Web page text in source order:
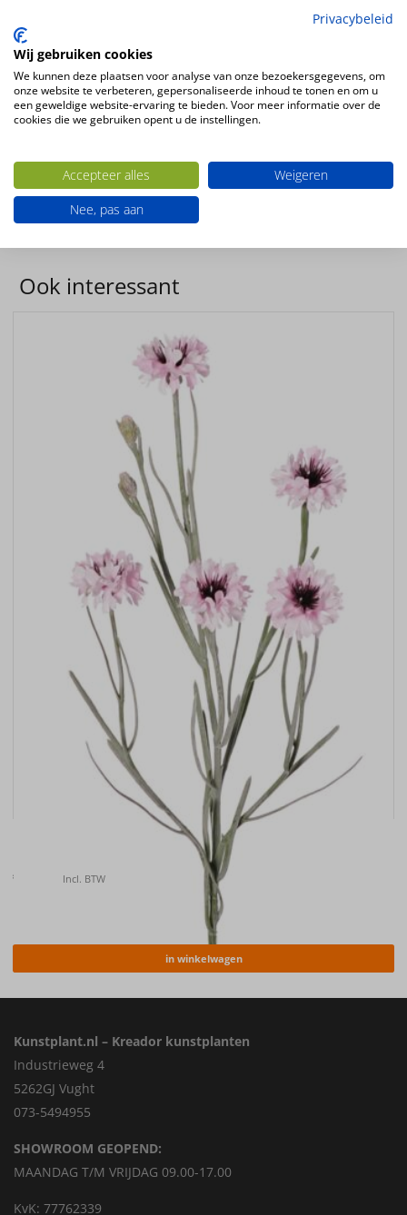
kunstbloem Gladiool (Zwaardlelie) oranje 83cm
5 bloemen, 8 knoppen, 2 bladeren
Kleur
Bloemsoort
Gladiool
Productsoort
kunstbloemen
Ook interessant
Kunstbloem Korenbloem (Centaurea cyanus) , 66cm
€ Incl. BTW
in winkelwagen
Kunstplant.nl – Kreador kunstplanten
Industrieweg 4
5262GJ Vught
073-5494955
SHOWROOM GEOPEND:
MAANDAG T/M VRIJDAG 09.00-17.00
KvK: 77762339
Privacybeleid
Wij gebruiken cookies
We kunnen deze plaatsen voor analyse van onze bezoekersgegevens, om
onze website te verbeteren, gepersonaliseerde inhoud te tonen en om u
een geweldige website-ervaring te bieden. Voor meer informatie over de
cookies die we gebruiken opent u de instellingen.
Accepteer alles
Weigeren
Nee, pas aan